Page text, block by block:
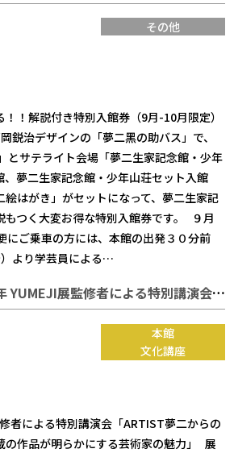
その他
！解説付き特別入館券（9月-10月限定）
鋭治デザインの「夢二黑の助バス」で、
とサテライト会場「夢二生家記念館・少年
、夢二生家記念館・少年山荘セット入館
はがき」がセットになって、夢二生家記
もつく大変お得な特別入館券です。 ９月
にご乗車の方には、本館の出発３０分前
）より学芸員による…
9/7開催・生誕140年 YUMEJI展監修者による特別講演会「ARTIST夢二からの贈り物－新発見、新収蔵の作品が明らかにする芸術家の魅力」
本館
文化講座
者による特別講演会「ARTIST夢二からの
の作品が明らかにする芸術家の魅力」 展